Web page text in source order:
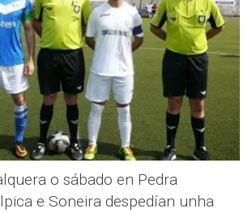
o sábado en Pedra
e Soneira despedían unha